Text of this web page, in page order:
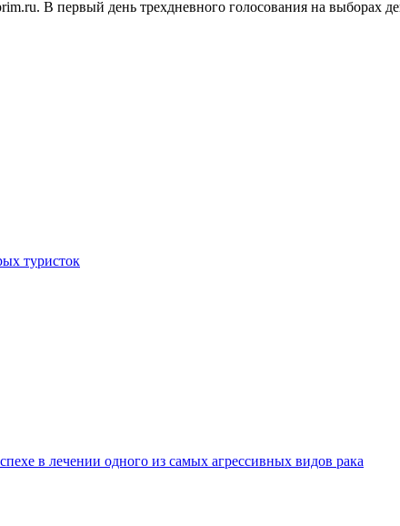
В первый день трехдневного голосования на выборах
туристок
в лечении одного из самых агрессивных видов рака